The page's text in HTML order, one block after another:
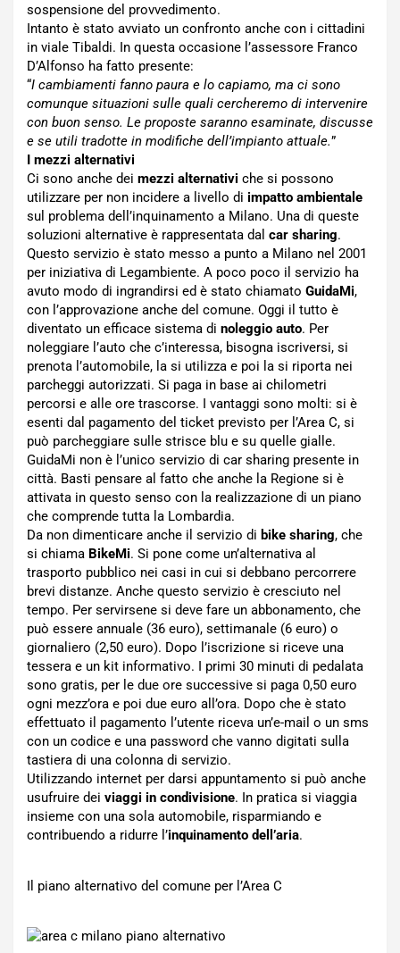
sospensione del provvedimento.
Intanto è stato avviato un confronto anche con i cittadini
in viale Tibaldi. In questa occasione l’assessore Franco
D’Alfonso ha fatto presente:
“I cambiamenti fanno paura e lo capiamo, ma ci sono
comunque situazioni sulle quali cercheremo di intervenire
con buon senso. Le proposte saranno esaminate, discusse
e se utili tradotte in modifiche dell’impianto attuale.”
I mezzi alternativi
Ci sono anche dei mezzi alternativi che si possono
utilizzare per non incidere a livello di impatto ambientale
sul problema dell’inquinamento a Milano. Una di queste
soluzioni alternative è rappresentata dal car sharing.
Questo servizio è stato messo a punto a Milano nel 2001
per iniziativa di Legambiente. A poco poco il servizio ha
avuto modo di ingrandirsi ed è stato chiamato GuidaMi,
con l’approvazione anche del comune. Oggi il tutto è
diventato un efficace sistema di noleggio auto. Per
noleggiare l’auto che c’interessa, bisogna iscriversi, si
prenota l’automobile, la si utilizza e poi la si riporta nei
parcheggi autorizzati. Si paga in base ai chilometri
percorsi e alle ore trascorse. I vantaggi sono molti: si è
esenti dal pagamento del ticket previsto per l’Area C, si
può parcheggiare sulle strisce blu e su quelle gialle.
GuidaMi non è l’unico servizio di car sharing presente in
città. Basti pensare al fatto che anche la Regione si è
attivata in questo senso con la realizzazione di un piano
che comprende tutta la Lombardia.
Da non dimenticare anche il servizio di bike sharing, che
si chiama BikeMi. Si pone come un’alternativa al
trasporto pubblico nei casi in cui si debbano percorrere
brevi distanze. Anche questo servizio è cresciuto nel
tempo. Per servirsene si deve fare un abbonamento, che
può essere annuale (36 euro), settimanale (6 euro) o
giornaliero (2,50 euro). Dopo l’iscrizione si riceve una
tessera e un kit informativo. I primi 30 minuti di pedalata
sono gratis, per le due ore successive si paga 0,50 euro
ogni mezz’ora e poi due euro all’ora. Dopo che è stato
effettuato il pagamento l’utente riceva un’e-mail o un sms
con un codice e una password che vanno digitati sulla
tastiera di una colonna di servizio.
Utilizzando internet per darsi appuntamento si può anche
usufruire dei viaggi in condivisione. In pratica si viaggia
insieme con una sola automobile, risparmiando e
contribuendo a ridurre l’inquinamento dell’aria.
Il piano alternativo del comune per l’Area C